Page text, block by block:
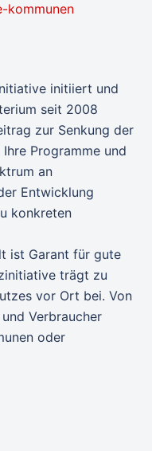
kommunen
initiiert und
seit 2008
zur Senkung der
Programme und
an
Entwicklung
konkreten
ist Garant für gute
trägt zu
vor Ort bei. Von
Verbraucher
oder